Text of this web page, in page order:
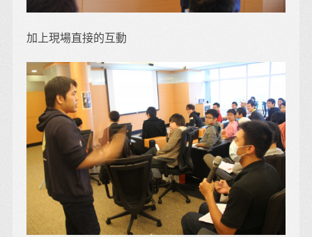
加上現場直接的互動